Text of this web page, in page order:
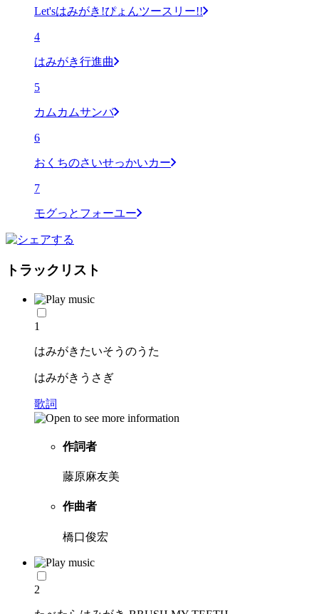
Let'sはみがき!ぴょんツースリー!!
4
はみがき行進曲
5
カムカムサンバ
6
おくちのさいせっかいカー
7
モグっとフォーユー
トラックリスト
1
はみがきたいそうのうた
はみがきうさぎ
歌詞
作詞者
藤原麻友美
作曲者
橋口俊宏
2